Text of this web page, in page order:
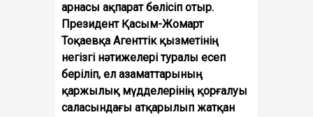
арнасы ақпарат бөлісіп отыр.
Президент Қасым-Жомарт
Тоқаевқа Агенттік қызметінің
негізгі нәтижелері туралы есеп
беріліп, ел азаматтарының
қаржылық мүдделерінің қорғалуы
саласындағы атқарылып жатқан